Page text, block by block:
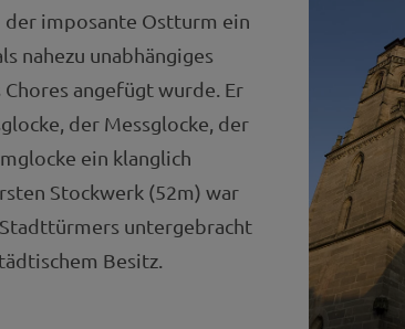
imposante Ostturm ein
nahezu unabhängiges
angefügt wurde. Er
der Messglocke, der
ein klanglich
Stockwerk (52m) war
untergebracht
Besitz.